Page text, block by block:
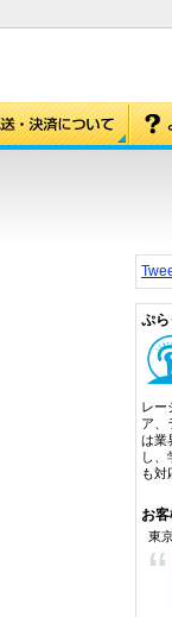
ぷ
レー
ア、
は業
し、
も対
お
東
“